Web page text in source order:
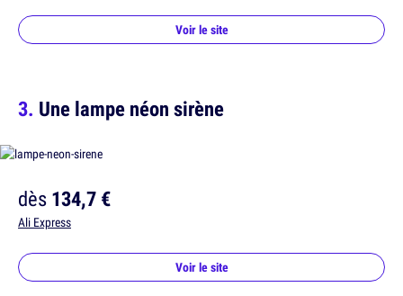
Voir le site
Une lampe néon sirène
dès134,7 €
Ali Express
Voir le site